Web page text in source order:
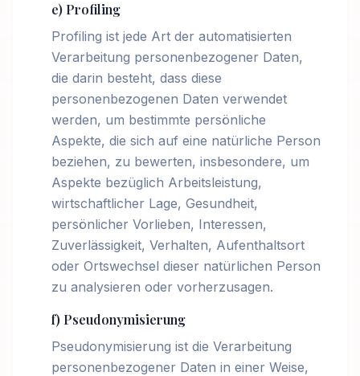
e) Profiling
Profiling ist jede Art der automatisierten
Verarbeitung personenbezogener Daten,
die darin besteht, dass diese
personenbezogenen Daten verwendet
werden, um bestimmte persönliche
Aspekte, die sich auf eine natürliche Person
beziehen, zu bewerten, insbesondere, um
Aspekte bezüglich Arbeitsleistung,
wirtschaftlicher Lage, Gesundheit,
persönlicher Vorlieben, Interessen,
Zuverlässigkeit, Verhalten, Aufenthaltsort
oder Ortswechsel dieser natürlichen Person
zu analysieren oder vorherzusagen.
f) Pseudonymisierung
Pseudonymisierung ist die Verarbeitung
personenbezogener Daten in einer Weise,